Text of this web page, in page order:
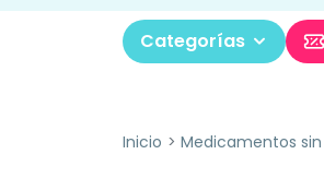
Categorías
Inicio Medicamentos